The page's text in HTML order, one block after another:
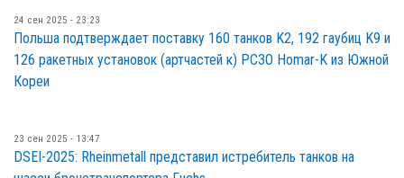
24 сен 2025 - 23:23
Польша подтверждает поставку 160 танков K2, 192 гаубиц K9 и
126 ракетных установок (артчастей к) РСЗО Homar-K из Южной
Кореи
23 сен 2025 - 13:47
DSEI-2025: Rheinmetall представил истребитель танков на